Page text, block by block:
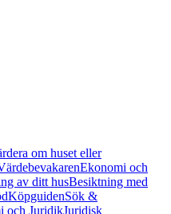
om huset eller
Ekonomi och
av ditt husBesiktning med
KöpguidenSök &
och JuridikJuridisk